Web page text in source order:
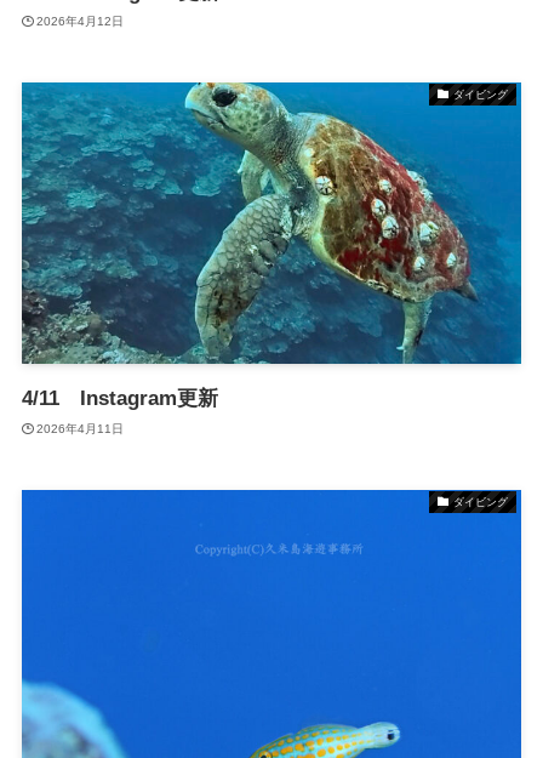
2026年4月12日
ダイビング
4/11 Instagram更新
2026年4月11日
ダイビング